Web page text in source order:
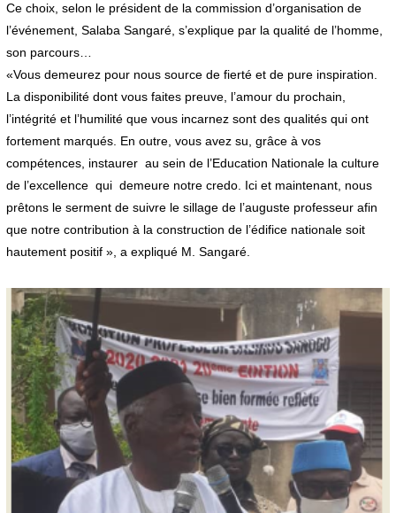
Ce choix, selon le président de la commission d’organisation de
l’événement, Salaba Sangaré, s’explique par la qualité de l’homme,
son parcours…
«Vous demeurez pour nous source de fierté et de pure inspiration.
La disponibilité dont vous faites preuve, l’amour du prochain,
l’intégrité et l’humilité que vous incarnez sont des qualités qui ont
fortement marqués. En outre, vous avez su, grâce à vos
compétences, instaurer au sein de l’Education Nationale la culture
de l’excellence qui demeure notre credo. Ici et maintenant, nous
prêtons le serment de suivre le sillage de l’auguste professeur afin
que notre contribution à la construction de l’édifice nationale soit
hautement positif », a expliqué M. Sangaré.